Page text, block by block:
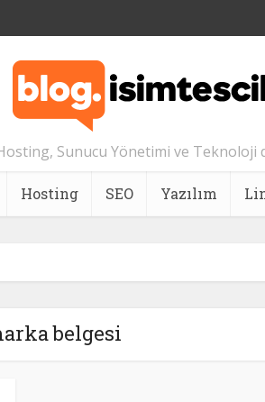
Sunucu Yönetimi ve Teknoloji
Hosting SEO Yazılım
belgesi